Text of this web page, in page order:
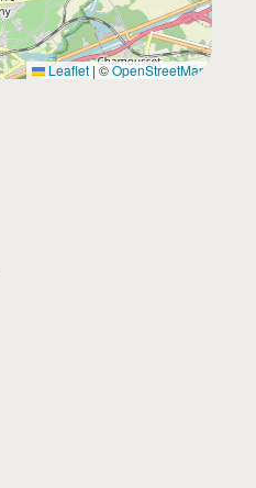
Leaflet |©OpenStreetMap